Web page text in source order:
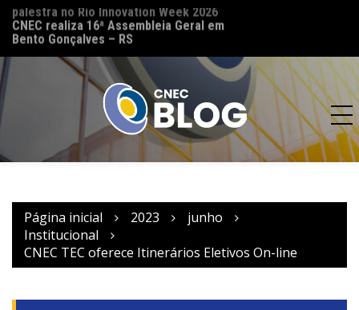
CNEC realiza 16ª Assembleia Geral em
Bento Gonçalves – RS
Página inicial 2023
junho
Institucional
CNEC TEC oferece Itinerários Eletivos On-line